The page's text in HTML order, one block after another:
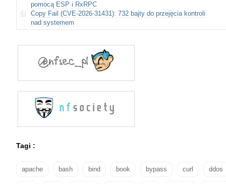
pomocą ESP i RxRPC
Copy Fail (CVE-2026-31431): 732 bajty do przejęcia kontroli
nad systemem
Tagi :
apache bash bind book bypass curl ddos